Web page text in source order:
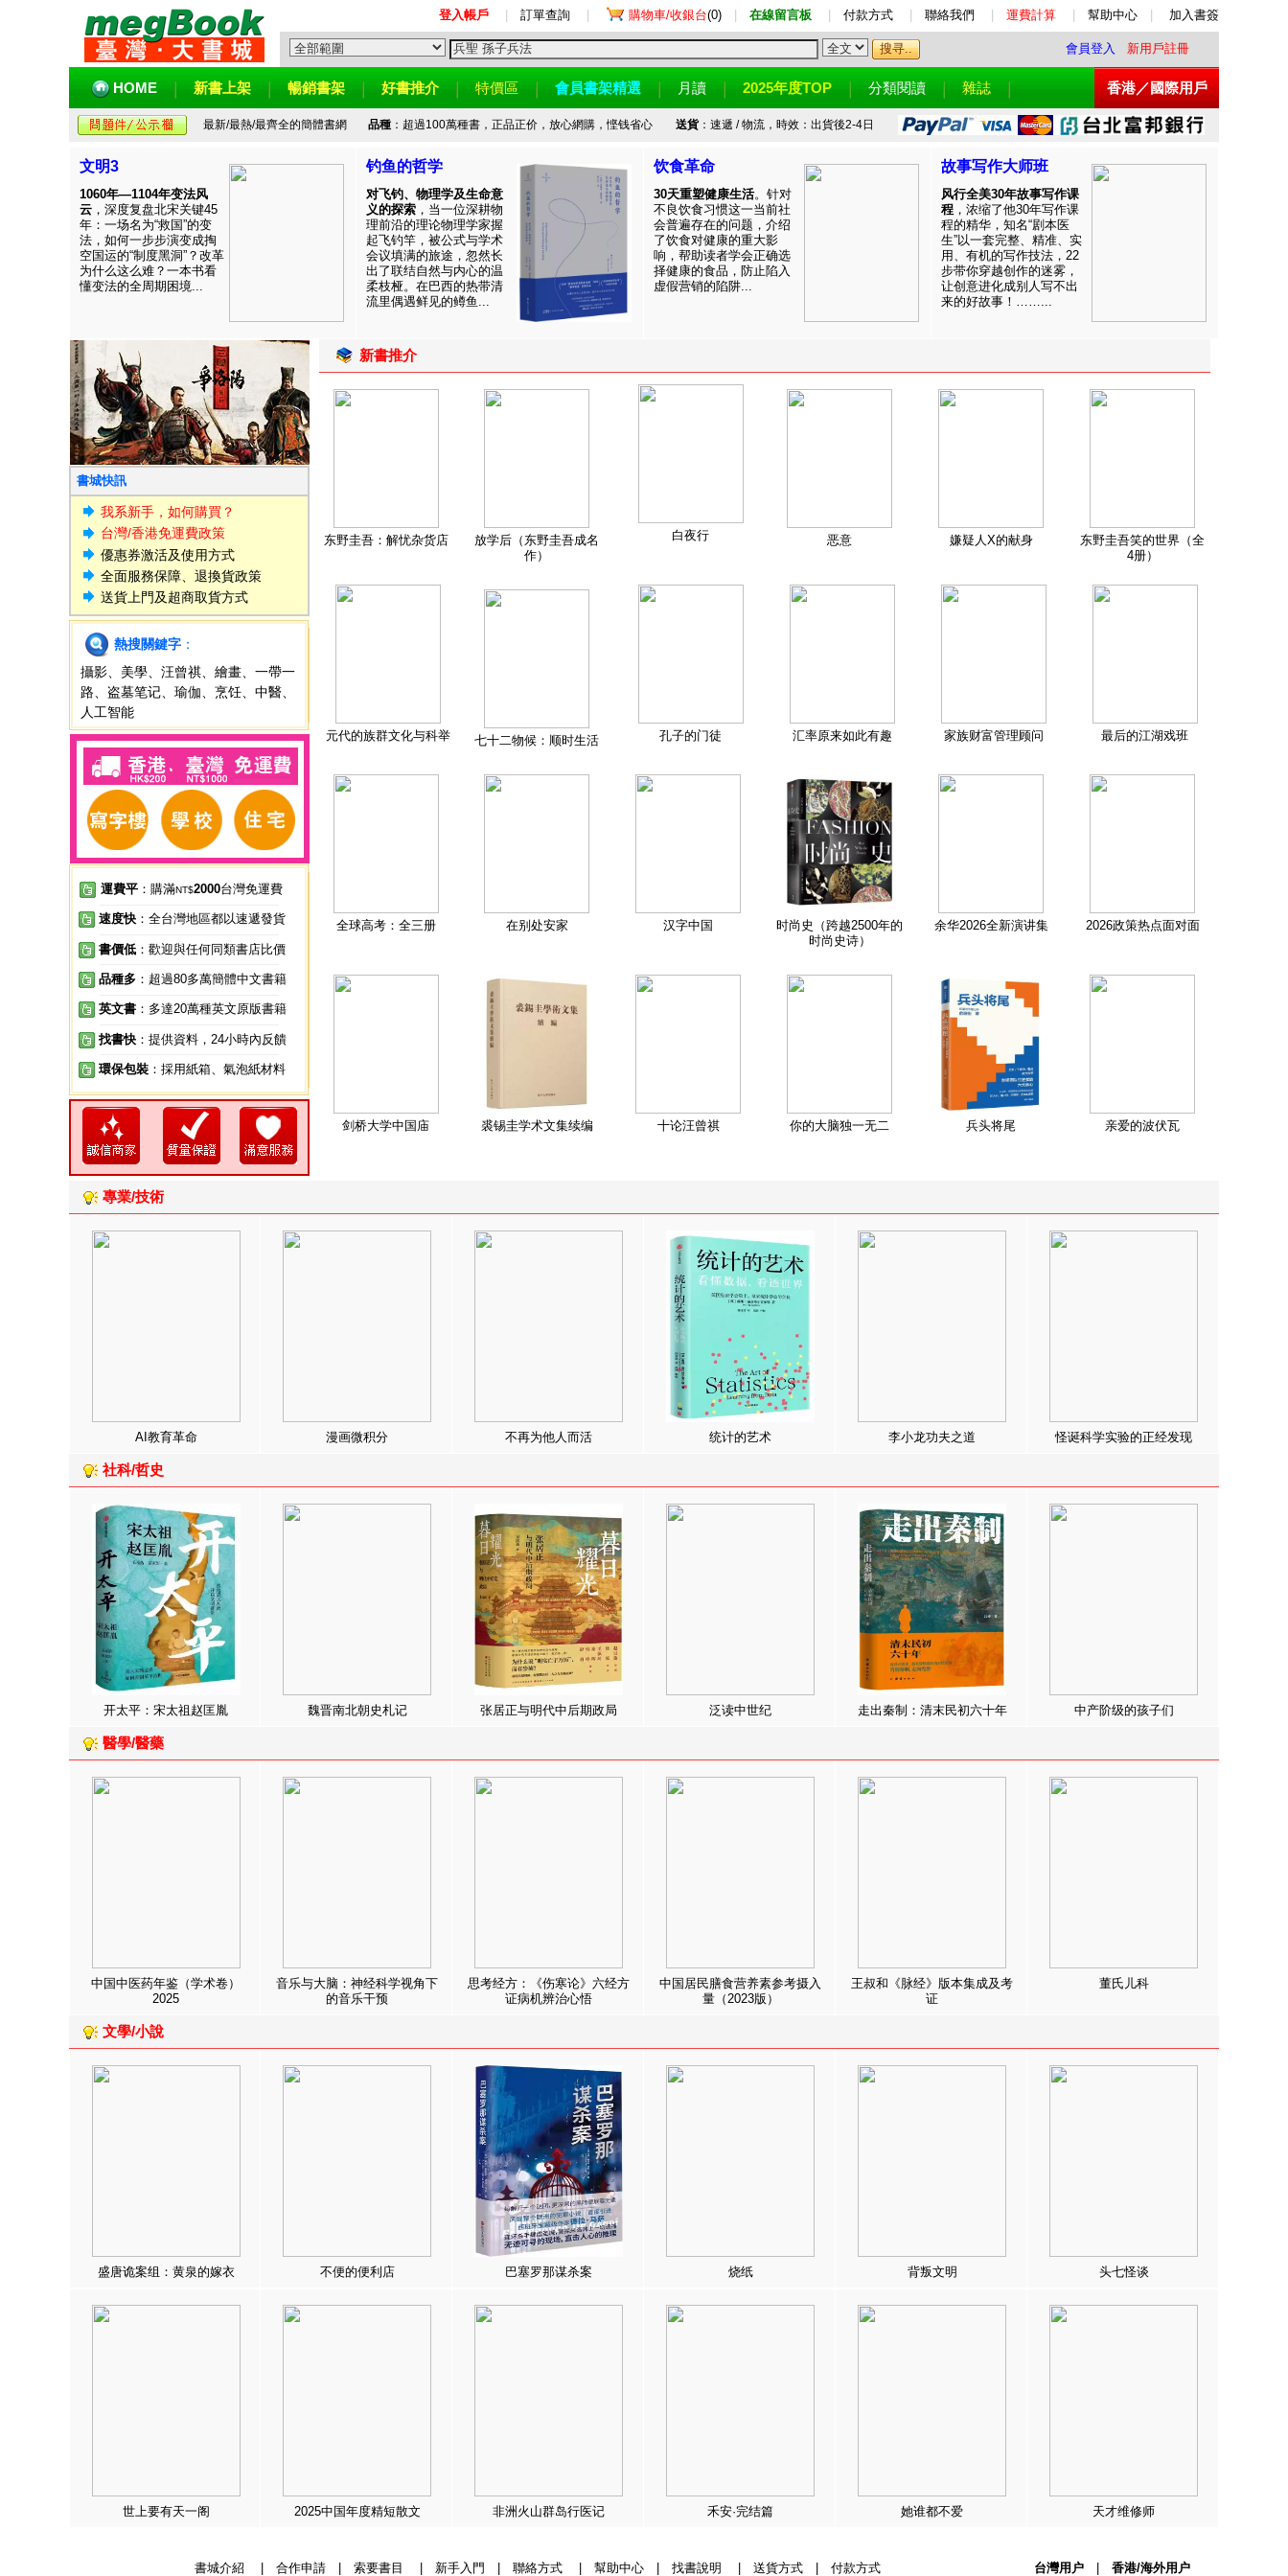
登入帳戶 訂單查詢 購物車/收銀台(0) 在線留言板 付款方式 聯絡我們 運費計算 幫助中心 加入書簽
會員登入 新用戶註冊
HOME 新書上架 暢銷書架 好書推介 特價區 會員書架精選 月讀 2025年度TOP 分類閱讀 雜誌 香港／國際用戶
最新/最熱/最齊全的簡體書網 品種：超過100萬種書，正品正价，放心網購，悭钱省心 送貨：速遞 / 物流，時效：出貨後2-4日
文明3
1060年—1104年变法风
云 ，深度复盘北宋关键45
年：一场名为“救国”的变
法，如何一步步演变成掏
空国运的“制度黑洞”？改革
为什么这么难？一本书看
懂变法的全周期困境...
钓鱼的哲学
对飞钓、物理学及生命意
义的探索 ，当一位深耕物
理前沿的理论物理学家握
起飞钓竿，被公式与学术
会议填满的旅途，忽然长
出了联结自然与内心的温
柔枝桠。在巴西的热带清
流里偶遇鲜见的鳟鱼...
饮食革命
30天重塑健康生活。针对
不良饮食习惯这一当前社
会普遍存在的问题，介绍
了饮食对健康的重大影
响，帮助读者学会正确选
择健康的食品，防止陷入
虚假营销的陷阱...
故事写作大师班
风行全美30年故事写作课
程 ，浓缩了他30年写作课
程的精华，知名“剧本医
生”以一套完整、精准、实
用、有机的写作技法，22
步带你穿越创作的迷雾，
让创意进化成别人写不出
来的好故事！……...
書城快訊
我系新手，如何購買？
台灣/香港免運費政策
優惠券激活及使用方式
全面服務保障、退換貨政策
送貨上門及超商取貨方式
熱搜關鍵字 ：
攝影
美學 汪曾祺 繪畫
一帶一
路
盗墓笔记 瑜伽 烹饪 中醫
人工智能
運費平 ：購滿NT$2000台灣免運費
速度快 ：全台灣地區都以速遞發貨
書價低 ：歡迎與任何同類書店比價
品種多 ：超過80多萬簡體中文書籍
英文書 ：多達20萬種英文原版書籍
找書快 ：提供資料，24小時內反饋
環保包裝 ：採用紙箱、氣泡紙材料
新書推介
东野圭吾：解忧杂货店
放学后（东野圭吾成名
作）
白夜行 恶意 嫌疑人X的献身
东野圭吾笑的世界（全
4册）
元代的族群文化与科举 七十二物候：顺时生活 孔子的门徒 汇率原来如此有趣 家族财富管理顾问 最后的江湖戏班
全球高考：全三册 在别处安家 汉字中国
时尚史（跨越2500年的
时尚史诗）
余华2026全新演讲集 2026政策热点面对面
剑桥大学中国庙 裘锡圭学术文集续编 十论汪曾祺 你的大脑独一无二 兵头将尾 亲爱的波伏瓦
專業/技術
AI教育革命 漫画微积分 不再为他人而活 统计的艺术 李小龙功夫之道 怪诞科学实验的正经发现
社科/哲史
开太平：宋太祖赵匡胤 魏晋南北朝史札记 张居正与明代中后期政局 泛读中世纪 走出秦制：清末民初六十年 中产阶级的孩子们
醫學/醫藥
中国中医药年鉴（学术卷）
2025
音乐与大脑：神经科学视角下
的音乐干预
思考经方：《伤寒论》六经方
证病机辨治心悟
中国居民膳食营养素参考摄入
量（2023版）
王叔和《脉经》版本集成及考
证
董氏儿科
文學/小說
盛唐诡案组：黄泉的嫁衣 不便的便利店 巴塞罗那谋杀案 烧纸 背叛文明 头七怪谈
世上要有天一阁 2025中国年度精短散文 非洲火山群岛行医记 禾安·完结篇 她谁都不爱 天才维修师
書城介紹 合作申請| 索要書目 新手入門 聯絡方式| 幫助中心| 找書說明 送貨方式| 付款方式 台灣用户 香港/海外用户